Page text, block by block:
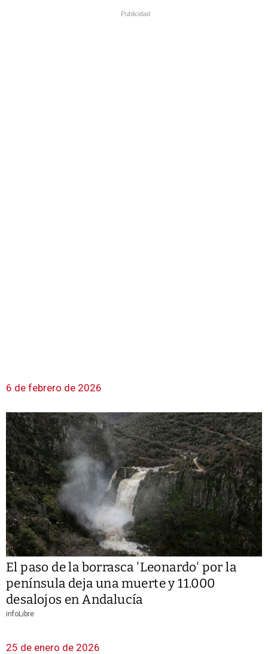
Publicidad
6 de febrero de 2026
El paso de la borrasca 'Leonardo' por la
península deja una muerte y 11.000
desalojos en Andalucía
infoLibre
25 de enero de 2026